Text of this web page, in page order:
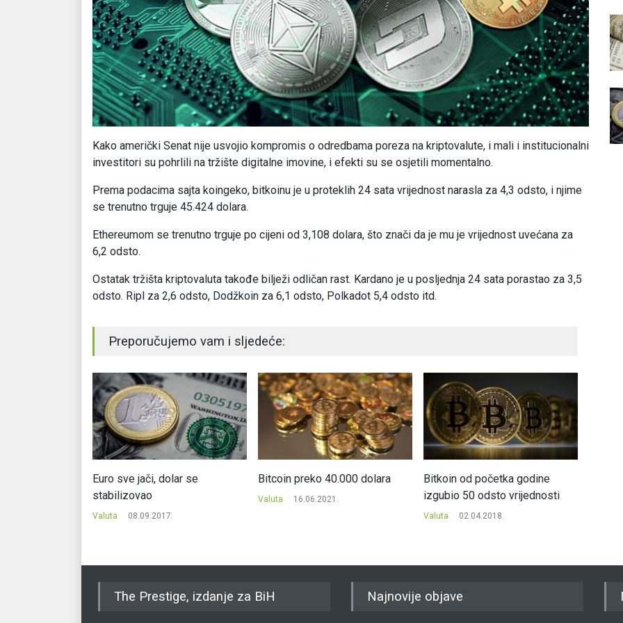
Kako američki Senat nije usvojio kompromis o odredbama poreza na kriptovalute, i mali i institucionalni
investitori su pohrlili na tržište digitalne imovine, i efekti su se osjetili momentalno.
Prema podacima sajta koingeko, bitkoinu je u proteklih 24 sata vrijednost narasla za 4,3 odsto, i njime
se trenutno trguje 45.424 dolara.
Ethereumom se trenutno trguje po cijeni od 3,108 dolara, što znači da je mu je vrijednost uvećana za
6,2 odsto.
Ostatak tržišta kriptovaluta takođe bilježi odličan rast. Kardano je u posljednja 24 sata porastao za 3,5
odsto. Ripl za 2,6 odsto, Dodžkoin za 6,1 odsto, Polkadot 5,4 odsto itd.
Preporučujemo vam i sljedeće:
Euro sve jači, dolar se
stabilizovao
Valuta 08.09.2017.
Bitcoin preko 40.000 dolara
Valuta 16.06.2021.
Bitkoin od početka godine
izgubio 50 odsto vrijednosti
Valuta 02.04.2018.
The Prestige, izdanje za BiH Najnovije objave